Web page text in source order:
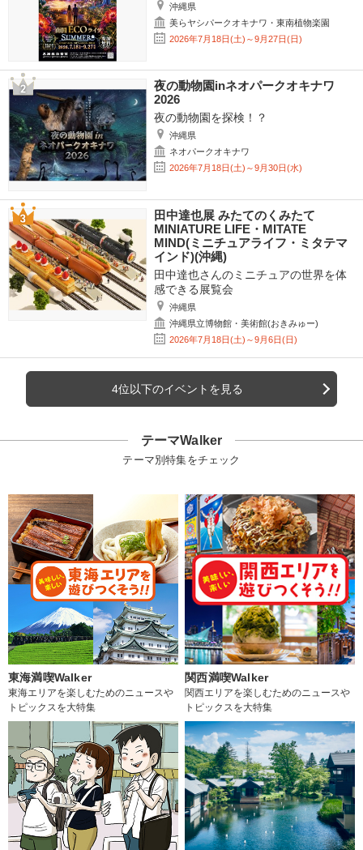
沖縄県
美らヤシパークオキナワ・東南植物楽園
2026年7月18日(土)～9月27日(日)
夜の動物園inネオパークオキナワ
2026
夜の動物園を探検！？
沖縄県
ネオパークオキナワ
2026年7月18日(土)～9月30日(水)
田中達也展 みたてのくみたて
MINIATURE LIFE・MITATE
MIND(ミニチュアライフ・ミタテマ
インド)(沖縄)
田中達也さんのミニチュアの世界を体
感できる展覧会
沖縄県
沖縄県立博物館・美術館(おきみゅー)
2026年7月18日(土)～9月6日(日)
4位以下のイベントを見る
テーマWalker
テーマ別特集をチェック
東海満喫Walker
東海エリアを楽しむためのニュースや
トピックスを大特集
関西満喫Walker
関西エリアを楽しむためのニュースや
トピックスを大特集